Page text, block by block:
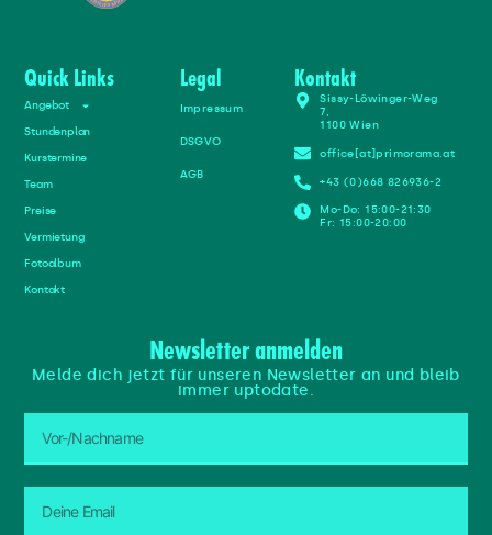
ZIELLES MIT
Quick Links
Angebot
Stundenplan
Kurstermine
Team
Preise
Vermietung
Fotoalbum
Kontakt
Legal
Impressum
DSGVO
AGB
Kontakt
Sissy-Löwinger-Weg
7,
1100 Wien
office[at]primorama.at
+43 (0)668 826936-2
Mo-Do: 15:00-21:30
Fr: 15:00-20:00
Newsletter anmelden
Melde dich jetzt für unseren Newsletter an und bleib
immer uptodate.